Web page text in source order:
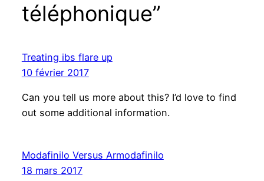
téléphonique”
Treating ibs flare up
10 février 2017
Can you tell us more about this? I’d love to find
out some additional information.
Modafinilo Versus Armodafinilo
18 mars 2017